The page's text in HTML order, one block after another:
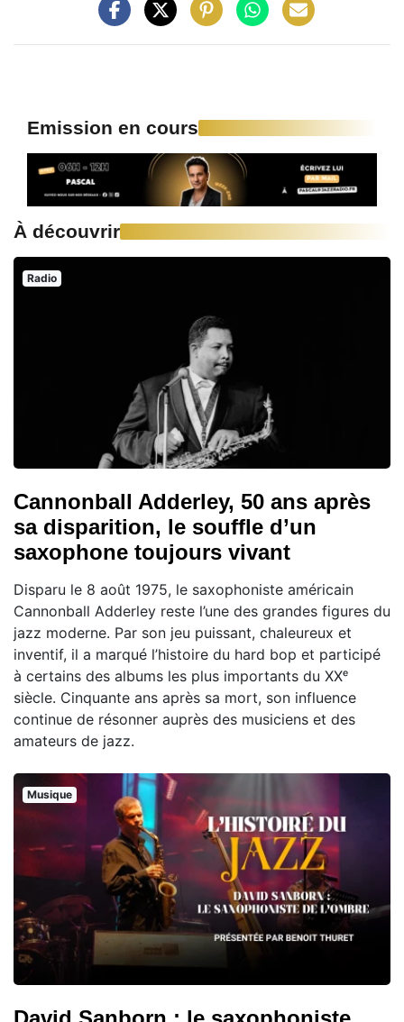
Emission en cours
À découvrir
Radio
Cannonball Adderley, 50 ans après
sa disparition, le souffle d’un
saxophone toujours vivant
Disparu le 8 août 1975, le saxophoniste américain
Cannonball Adderley reste l’une des grandes figures du
jazz moderne. Par son jeu puissant, chaleureux et
inventif, il a marqué l’histoire du hard bop et participé
à certains des albums les plus importants du XXᵉ
siècle. Cinquante ans après sa mort, son influence
continue de résonner auprès des musiciens et des
amateurs de jazz.
Musique